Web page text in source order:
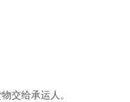
交给承运人。